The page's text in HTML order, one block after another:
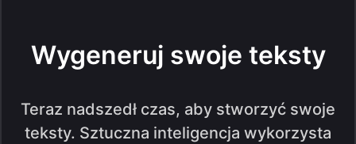
Wygeneruj swoje teksty
Teraz nadszedł czas, aby stworzyć swoje
teksty. Sztuczna inteligencja wykorzysta